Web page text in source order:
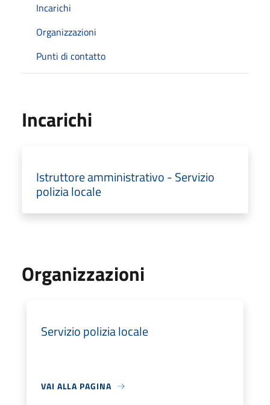
Incarichi
Organizzazioni
Punti di contatto
Incarichi
Istruttore amministrativo - Servizio
polizia locale
Organizzazioni
Servizio polizia locale
VAI ALLA PAGINA